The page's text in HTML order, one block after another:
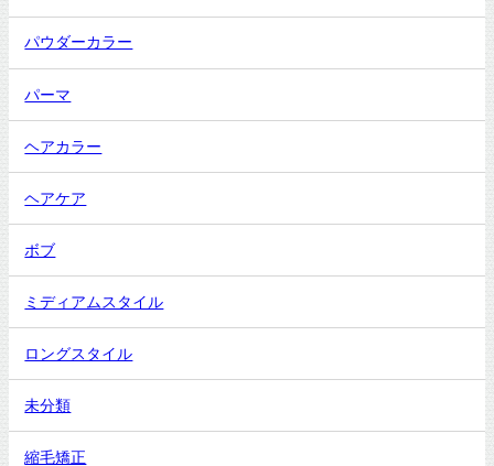
パウダーカラー
パーマ
ヘアカラー
ヘアケア
ボブ
ミディアムスタイル
ロングスタイル
未分類
縮毛矯正